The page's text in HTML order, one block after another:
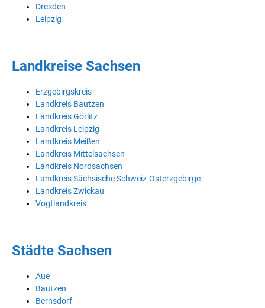
Dresden
Leipzig
Landkreise Sachsen
Erzgebirgskreis
Landkreis Bautzen
Landkreis Görlitz
Landkreis Leipzig
Landkreis Meißen
Landkreis Mittelsachsen
Landkreis Nordsachsen
Landkreis Sächsische Schweiz-Osterzgebirge
Landkreis Zwickau
Vogtlandkreis
Städte Sachsen
Aue
Bautzen
Bernsdorf